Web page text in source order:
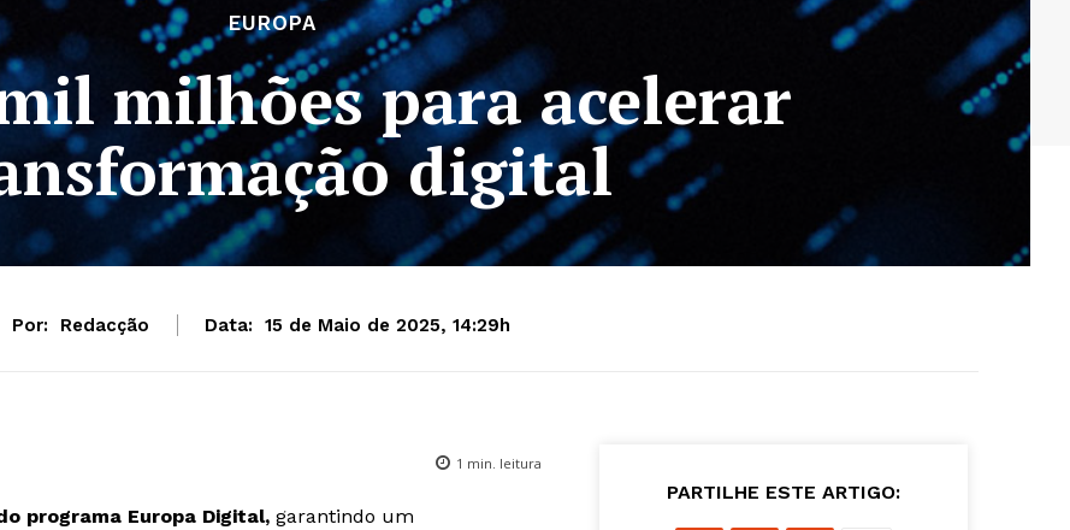
EUROPA
milhões para acelerar
digital
Por: Redacção Data: 15 de Maio de 2025, 14:29h
1 min. leitura
programa Europa Digital, garantindo um
PARTILHE ESTE ARTIGO: